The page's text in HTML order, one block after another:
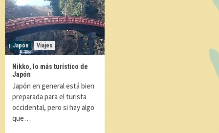
Japón Viajes
Nikko, lo más turístico de
Japón
Japón en general está bien
preparada para el turista
occidental, pero si hay algo
que…